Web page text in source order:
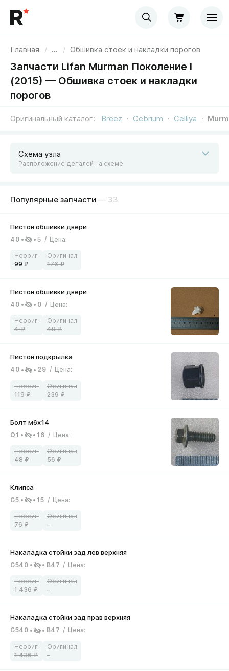
Главная / ... / Обшивка стоек и накладки порогов
Запчасти Lifan Murman Поколение I
(2015) — Обшивка стоек и накладки
порогов
Оригинальный каталог Breez Cebrium Celliya
Схема узла
Расположение деталей на схеме
Популярные запчасти — 33
40 5 / Цена:
99 176
40 0 / Цена:
4 49
40 29 / Цена:
119 239
Q1 16 / Цена:
48 56
G5 15 / Цена:
76 –
G540 B47 / Цена:
1 436 –
G540 B47 / Цена:
1 436 –